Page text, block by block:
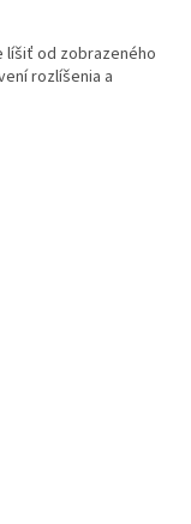
líšiť od zobrazeného
rozlíšenia a